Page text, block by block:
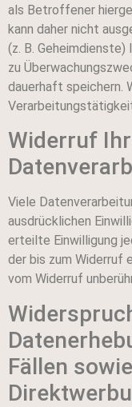
als Betroffener
kann daher nicht
(z. B.
zu
dauerhaft speichern.
Widerruf
Viele
ausdrücklichen
erteilte Einwilligung
der bis zum Widerruf
vom Widerruf
Fällen